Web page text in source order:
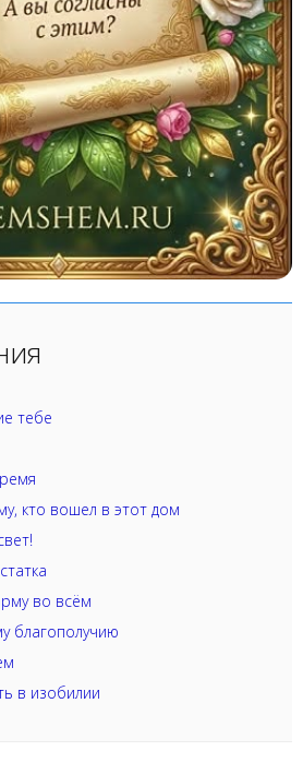
тебе
кто вошел в этот дом
во всём
благополучию
в изобилии